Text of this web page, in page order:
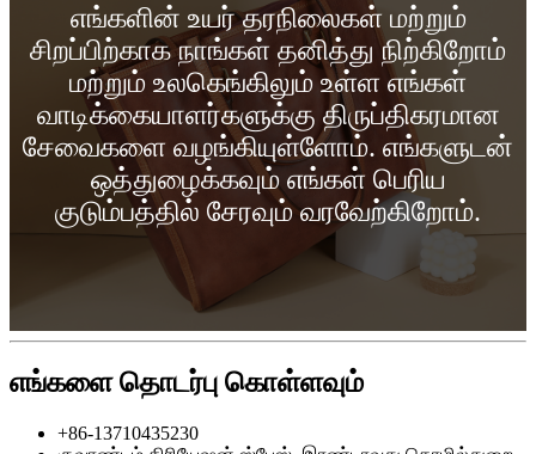
எங்களின் உயர் தரநிலைகள் மற்றும்
சிறப்பிற்காக நாங்கள் தனித்து நிற்கிறோம்
மற்றும் உலகெங்கிலும் உள்ள எங்கள்
வாடிக்கையாளர்களுக்கு திருப்திகரமான
சேவைகளை வழங்கியுள்ளோம். எங்களுடன்
ஒத்துழைக்கவும் எங்கள் பெரிய
குடும்பத்தில் சேரவும் வரவேற்கிறோம்.
எங்களை தொடர்பு கொள்ளவும்
+86-13710435230